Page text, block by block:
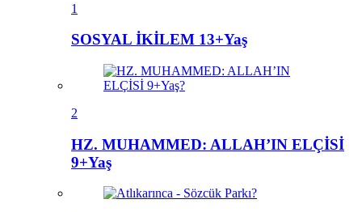
1
SOSYAL İKİLEM 13+Yaş
2
HZ. MUHAMMED: ALLAH’IN ELÇİSİ
9+Yaş